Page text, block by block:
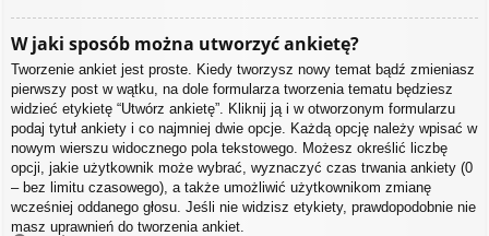
W jaki sposób można utworzyć ankietę?
Tworzenie ankiet jest proste. Kiedy tworzysz nowy temat bądź zmieniasz
pierwszy post w wątku, na dole formularza tworzenia tematu będziesz
widzieć etykietę “Utwórz ankietę”. Kliknij ją i w otworzonym formularzu
podaj tytuł ankiety i co najmniej dwie opcje. Każdą opcję należy wpisać w
nowym wierszu widocznego pola tekstowego. Możesz określić liczbę
opcji, jakie użytkownik może wybrać, wyznaczyć czas trwania ankiety (0
– bez limitu czasowego), a także umożliwić użytkownikom zmianę
wcześniej oddanego głosu. Jeśli nie widzisz etykiety, prawdopodobnie nie
masz uprawnień do tworzenia ankiet.